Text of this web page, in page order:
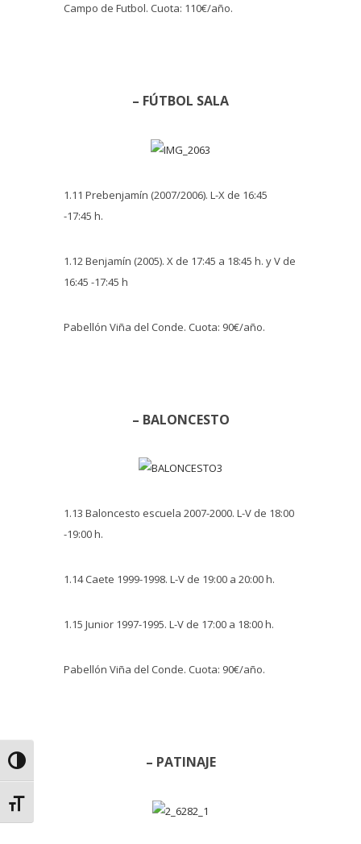
Alternar alto contraste
Alternar tamaño de letra
Campo de Futbol. Cuota: 110€/año.
– FÚTBOL SALA
1.11 Prebenjamín (2007/2006). L-X de 16:45
-17:45 h.
1.12 Benjamín (2005). X de 17:45 a 18:45 h. y V de
16:45 -17:45 h
Pabellón Viña del Conde. Cuota: 90€/año.
– BALONCESTO
1.13 Baloncesto escuela 2007-2000. L-V de 18:00
-19:00 h.
1.14 Caete 1999-1998. L-V de 19:00 a 20:00 h.
1.15 Junior 1997-1995. L-V de 17:00 a 18:00 h.
Pabellón Viña del Conde. Cuota: 90€/año.
– PATINAJE